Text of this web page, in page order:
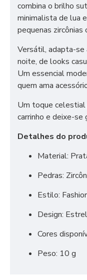
combina o brilho
minimalista de lua
pequenas zircônias
Versátil, adapta-
noite, de looks
Um essencial
quem ama
Um toque celestial
carrinho e deixe-se
Detalhes do
Material:
Pedras:
Estilo:
Design:
Cores
Peso: 10 g